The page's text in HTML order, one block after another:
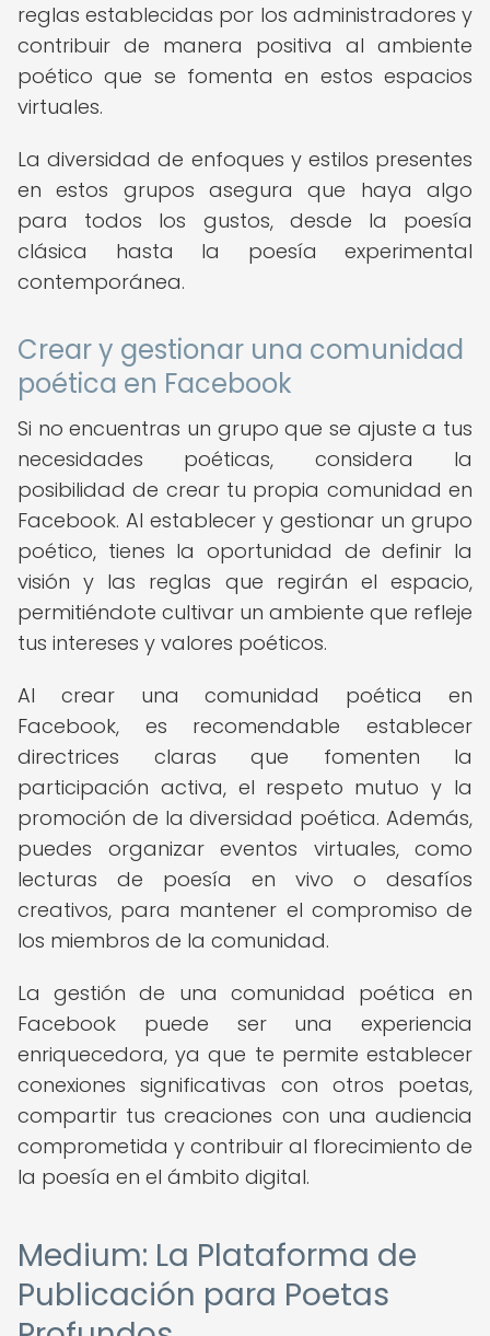
reglas establecidas por los administradores y
contribuir de manera positiva al ambiente
poético que se fomenta en estos espacios
virtuales.
La diversidad de enfoques y estilos presentes
en estos grupos asegura que haya algo
para todos los gustos, desde la poesía
clásica hasta la poesía experimental
contemporánea.
Crear y gestionar una comunidad
poética en Facebook
Si no encuentras un grupo que se ajuste a tus
necesidades poéticas, considera la
posibilidad de crear tu propia comunidad en
Facebook. Al establecer y gestionar un grupo
poético, tienes la oportunidad de definir la
visión y las reglas que regirán el espacio,
permitiéndote cultivar un ambiente que refleje
tus intereses y valores poéticos.
Al crear una comunidad poética en
Facebook, es recomendable establecer
directrices claras que fomenten la
participación activa, el respeto mutuo y la
promoción de la diversidad poética. Además,
puedes organizar eventos virtuales, como
lecturas de poesía en vivo o desafíos
creativos, para mantener el compromiso de
los miembros de la comunidad.
La gestión de una comunidad poética en
Facebook puede ser una experiencia
enriquecedora, ya que te permite establecer
conexiones significativas con otros poetas,
compartir tus creaciones con una audiencia
comprometida y contribuir al florecimiento de
la poesía en el ámbito digital.
Medium: La Plataforma de
Publicación para Poetas